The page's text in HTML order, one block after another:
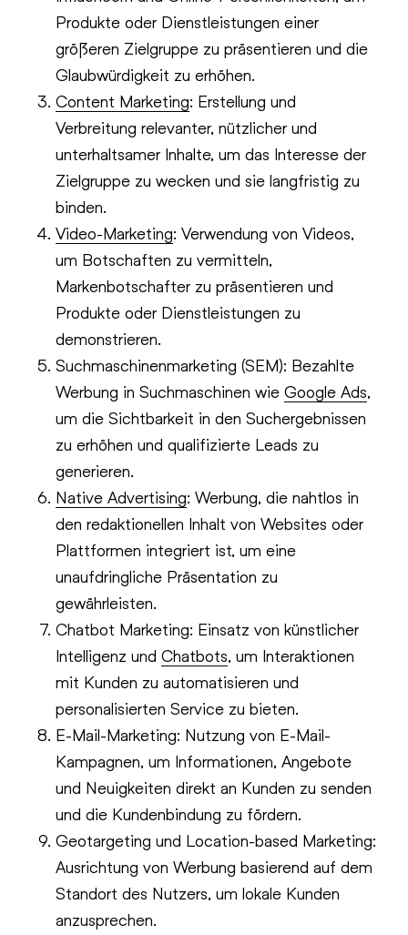
Produkte oder Dienstleistungen einer
größeren Zielgruppe zu präsentieren und die
Glaubwürdigkeit zu erhöhen.
Content Marketing: Erstellung und
Verbreitung relevanter, nützlicher und
unterhaltsamer Inhalte, um das Interesse der
Zielgruppe zu wecken und sie langfristig zu
binden.
Video-Marketing: Verwendung von Videos,
um Botschaften zu vermitteln,
Markenbotschafter zu präsentieren und
Produkte oder Dienstleistungen zu
demonstrieren.
Suchmaschinenmarketing (SEM): Bezahlte
Werbung in Suchmaschinen wieGoogle Ads,
um die Sichtbarkeit in den Suchergebnissen
zu erhöhen und qualifizierte Leads zu
generieren.
Native Advertising: Werbung, die nahtlos in
den redaktionellen Inhalt von Websites oder
Plattformen integriert ist, um eine
unaufdringliche Präsentation zu
gewährleisten.
Chatbot Marketing: Einsatz von künstlicher
Intelligenz undChatbots, um Interaktionen
mit Kunden zu automatisieren und
personalisierten Service zu bieten.
E-Mail-Marketing: Nutzung von E-Mail-
Kampagnen, um Informationen, Angebote
und Neuigkeiten direkt an Kunden zu senden
und die Kundenbindung zu fördern.
Geotargeting und Location-based Marketing:
Ausrichtung von Werbung basierend auf dem
Standort des Nutzers, um lokale Kunden
anzusprechen.